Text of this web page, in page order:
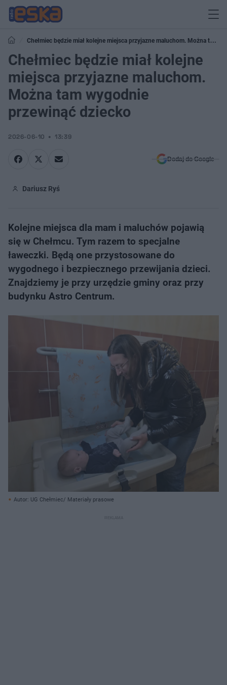
Chełmiec będzie miał kolejne miejsca przyjazne maluchom. Można tam
wygodnie przewinąć dziecko
Chełmiec będzie miał kolejne
miejsca przyjazne maluchom.
Można tam wygodnie
przewinąć dziecko
2026-06-10 13:39
Dodaj do Google
Dariusz Ryś
Kolejne miejsca dla mam i maluchów pojawią
się w Chełmcu. Tym razem to specjalne
ławeczki. Będą one przystosowane do
wygodnego i bezpiecznego przewijania dzieci.
Znajdziemy je przy urzędzie gminy oraz przy
budynku Astro Centrum.
Autor: UG Chełmiec/ Materiały prasowe